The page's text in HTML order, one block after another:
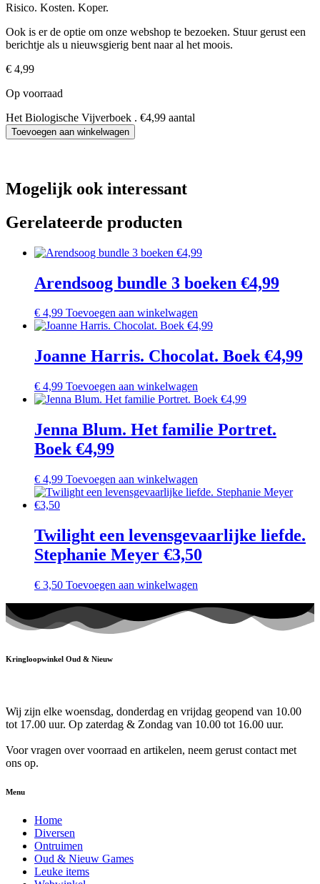
Risico. Kosten. Koper.
Ook is er de optie om onze webshop te bezoeken. Stuur gerust een
berichtje als u nieuwsgierig bent naar al het moois.
€ 4,99
Op voorraad
Het Biologische Vijverboek . €4,99 aantal
Toevoegen aan winkelwagen
Mogelijk ook interessant
Gerelateerde producten
Arendsoog bundle 3 boeken €4,99
€ 4,99 Toevoegen aan winkelwagen
Joanne Harris. Chocolat. Boek €4,99
€ 4,99 Toevoegen aan winkelwagen
Jenna Blum. Het familie Portret.
Boek €4,99
€ 4,99 Toevoegen aan winkelwagen
Twilight een levensgevaarlijke liefde.
Stephanie Meyer €3,50
€ 3,50 Toevoegen aan winkelwagen
Kringloopwinkel Oud & Nieuw
Wij zijn elke woensdag, donderdag en vrijdag geopend van 10.00
tot 17.00 uur. Op zaterdag & Zondag van 10.00 tot 16.00 uur.
Voor vragen over voorraad en artikelen, neem gerust contact met
ons op.
Menu
Home
Diversen
Ontruimen
Oud & Nieuw Games
Leuke items